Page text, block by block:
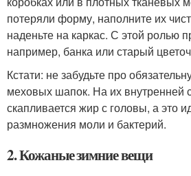
потеряли форму, наполните их
наденьте на каркас. С этой ролью
например, банка или старый
Кстати: не забудьте про
меховых шапок. На их внутренней
скапливается жир с головы, а это
размножения моли и бактерий.
2. Кожаные зимние вещи